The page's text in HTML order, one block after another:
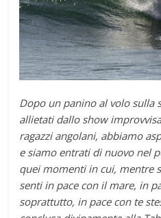
Dopo un panino al volo sulla
allietati dallo show
ragazzi angolani, abbiamo
e siamo entrati di nuovo nel
quei momenti in cui, mentre
senti in pace con il mare, in
soprattutto, in pace con te